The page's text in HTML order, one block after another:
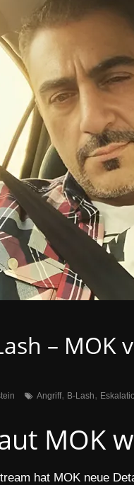
– MOK
Angriff, B-Lash,
MOK
hat MOK neue